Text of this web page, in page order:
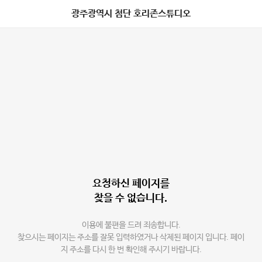
광주광역시 첨단 호리존스튜디오
요청하신 페이지를
찾을 수 없습니다.
이용에 불편을 드려 죄송합니다.
찾으시는 페이지는 주소를 잘못 입력하였거나 삭제된 페이지 입니다. 페이
지 주소를 다시 한 번 확인해 주시기 바랍니다.